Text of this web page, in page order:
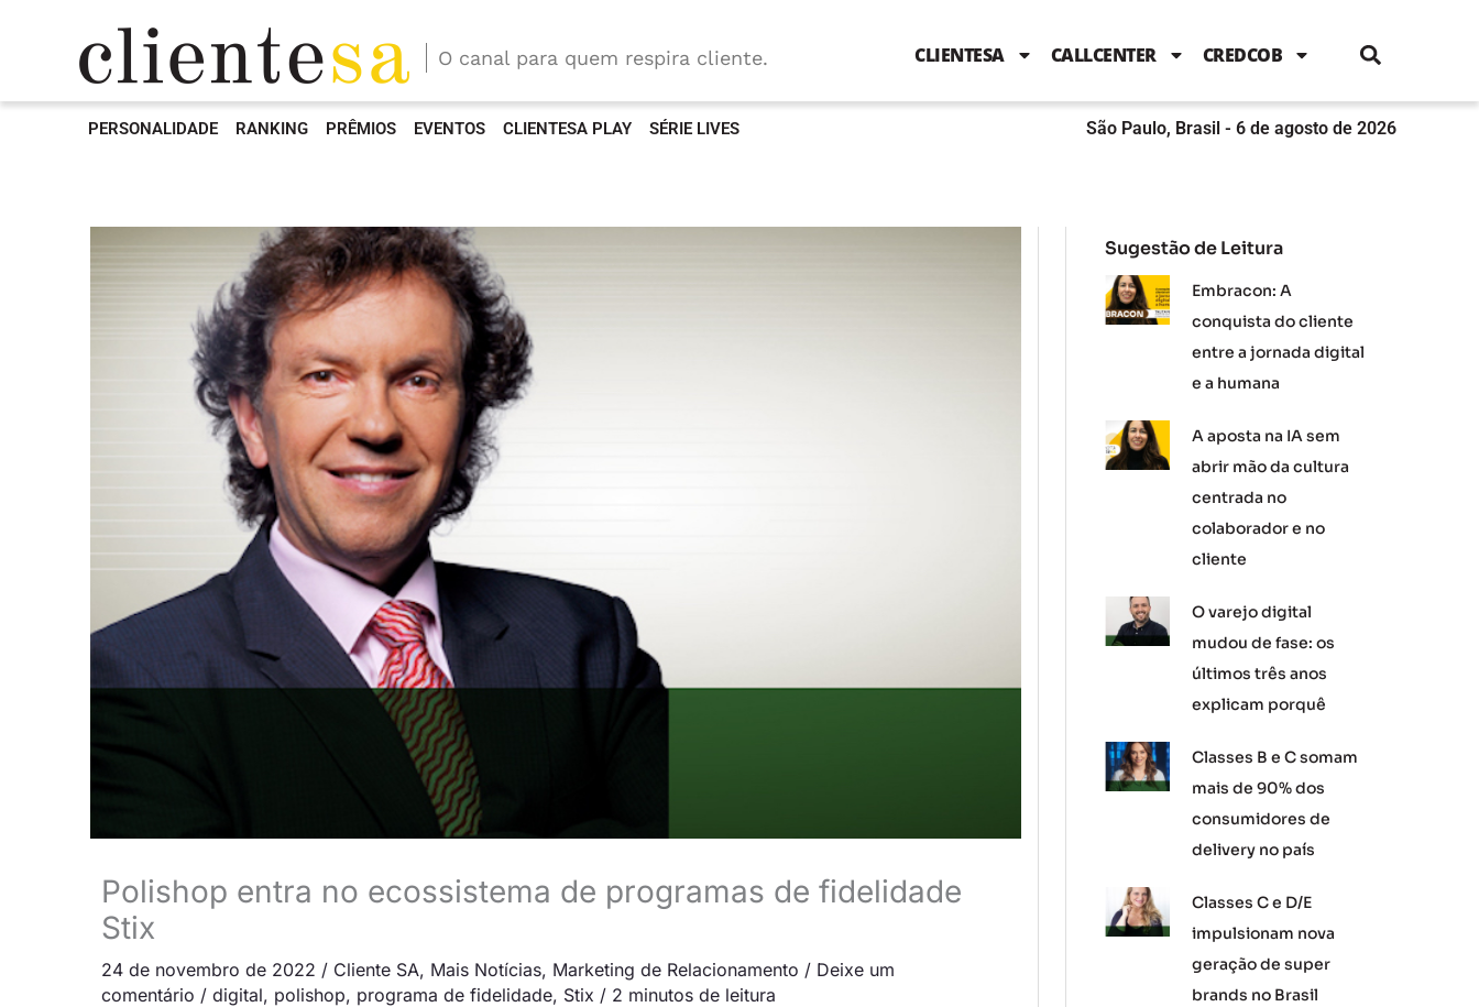
b
o
k
t
e
b
n
g
a
m
O canal para quem respira cliente. CLIENTESA CALLCENTER CREDCOB
PERSONALIDADE RANKING PRÊMIOS EVENTOS CLIENTESA PLAY SÉRIE LIVES São Paulo, Brasil - 6 de agosto de 2026
Polishop entra no ecossistema de programas de fidelidade
Stix
24 de novembro de 2022 / Cliente SA, Mais Notícias, Marketing de Relacionamento / Deixe um
comentário / digital, polishop, programa de fidelidade, Stix / 2 minutos de leitura
Sugestão de Leitura
Embracon: A
conquista do cliente
entre a jornada digital
e a humana
A aposta na IA sem
abrir mão da cultura
centrada no
colaborador e no
cliente
O varejo digital
mudou de fase: os
últimos três anos
explicam porquê
Classes B e C somam
mais de 90% dos
consumidores de
delivery no país
Classes C e D/E
impulsionam nova
geração de super
brands no Brasil